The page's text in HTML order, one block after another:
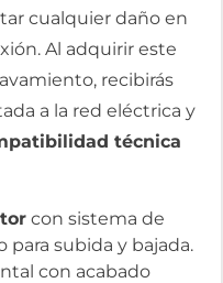
cualquier daño en
Al adquirir este
recibirás
a la red eléctrica y
técnica
con sistema de
subida y bajada.
con acabado